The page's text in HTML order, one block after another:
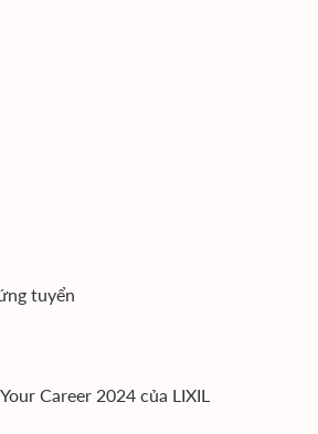
tuyển
Career 2024 của LIXIL